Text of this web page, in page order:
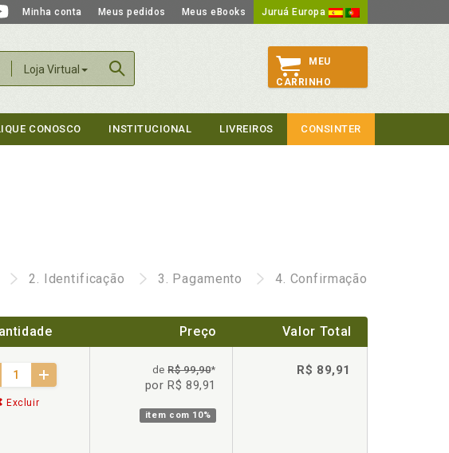
Minha conta Meus pedidos Meus eBooks Juruá Europa
Loja Virtual
MEU
CARRINHO
CONOSCO INSTITUCIONAL LIVREIROS CONSINTER
2. Identificação 3. Pagamento 4. Confirmação
Preço Valor Total
Excluir
deR$ 99,90*
por R$ 89,91
item com 10%
R$ 89,91